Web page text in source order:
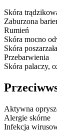
Skóra
Zaburzona
Rumień
Skóra mocno
Skóra poszarzała
Przebarwienia
Skóra palaczy,
Aktywna
Alergie skórne
Infekcja